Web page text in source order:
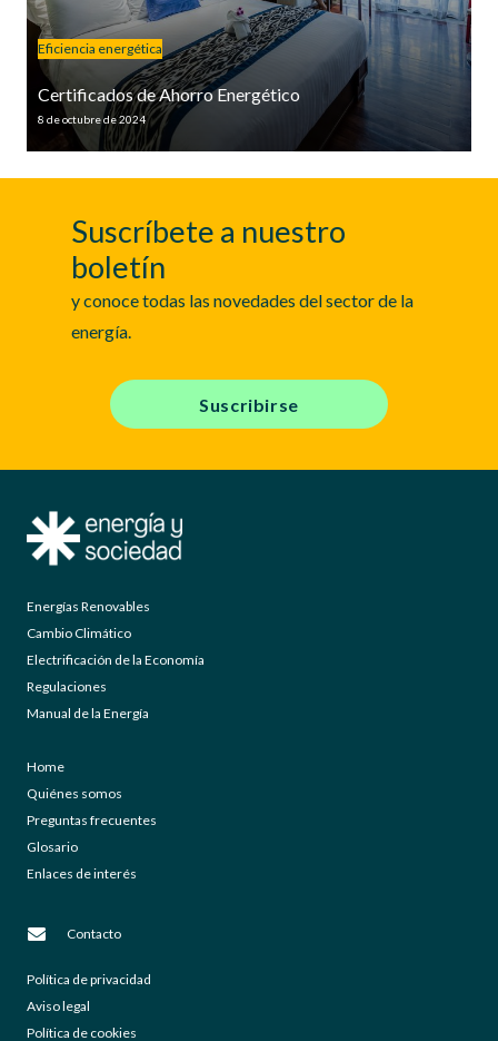
Eficiencia energética
Certificados de Ahorro Energético
8 de octubre de 2024
Suscríbete a nuestro
boletín
y conoce todas las novedades del sector de la
energía.
Suscribirse
Energías Renovables
Cambio Climático
Electrificación de la Economía
Regulaciones
Manual de la Energía
Home
Quiénes somos
Preguntas frecuentes
Glosario
Enlaces de interés
Contacto
Política de privacidad
Aviso legal
Política de cookies